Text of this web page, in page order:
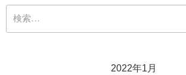
2022年1月